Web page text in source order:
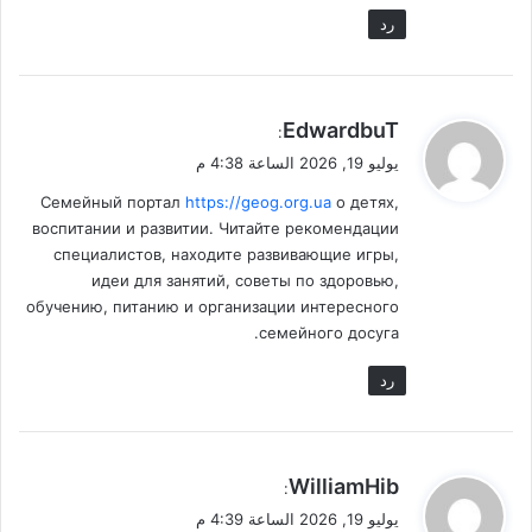
رد
ي
ل
EdwardbuT
:
يوليو 19, 2026 الساعة 4:38 م
Семейный портал https://geog.org.ua о детях,
воспитании и развитии. Читайте рекомендации
специалистов, находите развивающие игры,
идеи для занятий, советы по здоровью,
обучению, питанию и организации интересного
семейного досуга.
رد
يWilliamHib
:
يوليو 19, 2026 الساعة 4:39 م